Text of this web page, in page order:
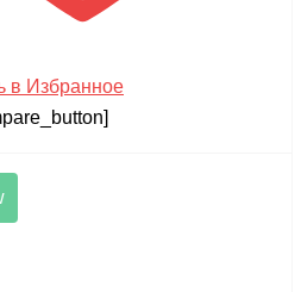
в Избранное